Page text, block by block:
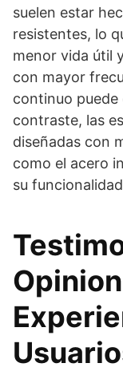
suelen estar
resistentes, lo
menor vida útil
con mayor
continuo puede
contraste, las
diseñadas con
como el acero
su